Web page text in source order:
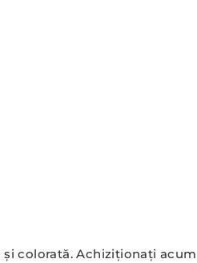
colorată. Achiziționați